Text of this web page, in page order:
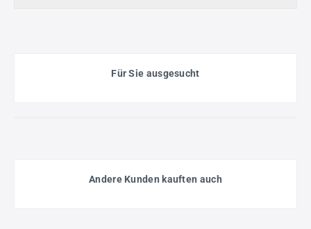
Für Sie ausgesucht
Andere Kunden kauften auch